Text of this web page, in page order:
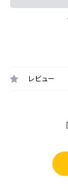
レビュー